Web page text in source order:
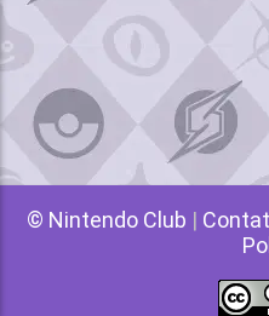
© Nintendo Club |